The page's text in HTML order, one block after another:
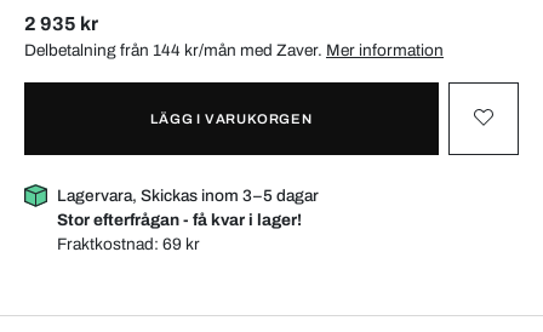
2 935 kr
Delbetalning från 144 kr/mån med Zaver. Mer information
LÄGG I VARUKORGEN
Lagervara, Skickas inom 3–5 dagar
Stor efterfrågan - få kvar i lager!
Fraktkostnad:69 kr